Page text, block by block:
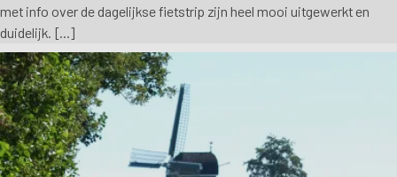
met info over de dagelijkse fietstrip zijn heel mooi uitgewerkt en
duidelijk. [...]